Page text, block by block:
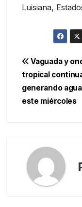
Luisiana,
de
entradas
Vaguada y
tropical
generando
este miércoles